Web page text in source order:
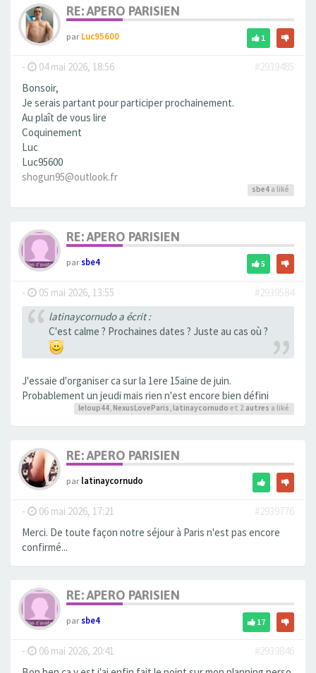
RE: APERO PARISIEN
parLuc95600 1
- 04 mai 2026, 18:56
#2939485
Bonsoir,
Je serais partant pour participer prochainement.
Au plaît de vous lire
Coquinement
Luc
Luc95600
shogun95@outlook.fr
sbe4 a liké
RE: APERO PARISIEN
parsbe4 5
- 05 mai 2026, 13:55
#2939584
latinaycornudo a écrit :
C'est calme ? Prochaines dates ? Juste au cas où ?
J'essaie d'organiser ca sur la 1ere 15aine de juin.
Probablement un jeudi mais rien n'est encore bien défini
leloup44, NexusLoveParis, latinaycornudo et 2 autres a liké
RE: APERO PARISIEN
parlatinaycornudo
- 06 mai 2026, 17:21
#2939776
Merci. De toute façon notre séjour à Paris n'est pas encore
confirmé...
RE: APERO PARISIEN
parsbe4 17
- 06 mai 2026, 20:41
#2939846